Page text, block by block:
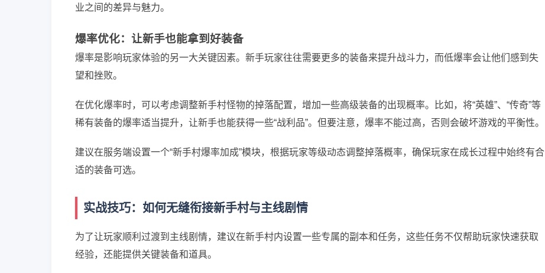
业之间的差异与魅力。
爆率优化：让新手也能拿到好装备
爆率是影响玩家体验的另一大关键因素。新手玩家往往需要更多的装备来提升战斗力，而低爆率会让他们感到失
望和挫败。
在优化爆率时，可以考虑调整新手村怪物的掉落配置，增加一些高级装备的出现概率。比如，将“英雄”、“传奇”等
稀有装备的爆率适当提升，让新手也能获得一些“战利品”。但要注意，爆率不能过高，否则会破坏游戏的平衡性。
建议在服务端设置一个“新手村爆率加成”模块，根据玩家等级动态调整掉落概率，确保玩家在成长过程中始终有合
适的装备可选。
实战技巧：如何无缝衔接新手村与主线剧情
为了让玩家顺利过渡到主线剧情，建议在新手村内设置一些专属的副本和任务，这些任务不仅帮助玩家快速获取
经验，还能提供关键装备和道具。